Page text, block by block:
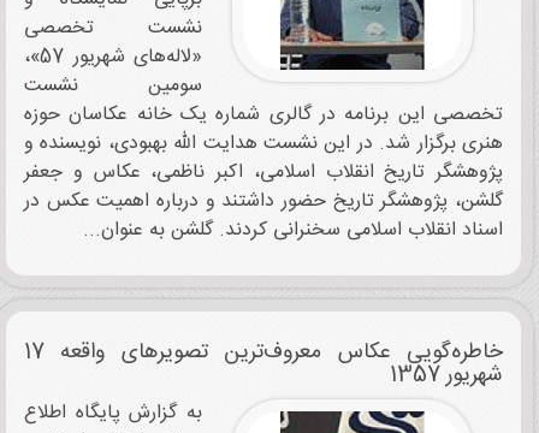
نشست تخصصی
«لاله‌های شهریور 57»،
سومین نشست
تخصصی این برنامه در گالری شماره یک خانه عکاسان حوزه
هنری برگزار شد. در این نشست هدایت الله بهبودی، نویسنده و
پژوهشگر تاریخ انقلاب اسلامی، اکبر ناظمی، عکاس ‌و جعفر
گلشن، پژوهشگر تاریخ حضور داشتند و درباره اهمیت عکس در
اسناد انقلاب اسلامی‌ سخنرانی کردند. گلشن به عنوان...
خاطره‌گویی عکاس معروف‌ترین تصویرهای واقعه 17
شهریور 1357
به گزارش پایگاه اطلاع